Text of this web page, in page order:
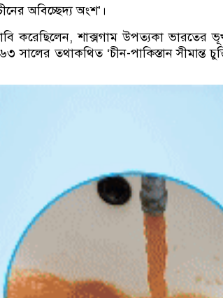
অবিচ্ছেদ্য অংশ’।
করেছিলেন, শাক্সগাম উপত্যকা ভারতের
তথাকথিত ‘চীন-পাকিস্তান সীমান্ত